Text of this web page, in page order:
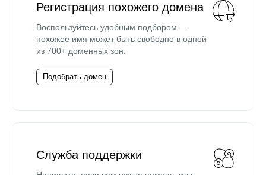
Регистрация похожего домена
Воспользуйтесь удобным подбором —
похожее имя может быть свободно в одной
из 700+ доменных зон.
Подобрать домен
Служба поддержки